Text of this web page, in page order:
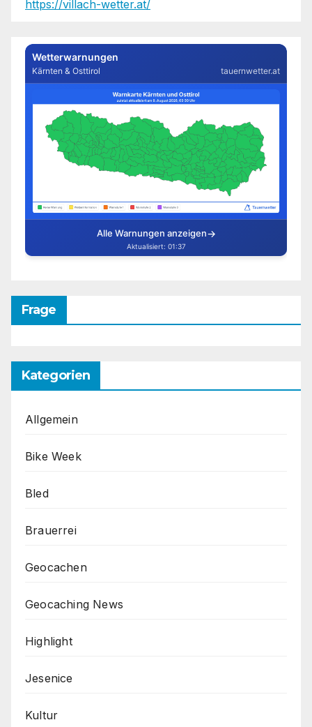
https://villach-wetter.at/
Frage
Kategorien
Allgemein
Bike Week
Bled
Brauerrei
Geocachen
Geocaching News
Highlight
Jesenice
Kultur